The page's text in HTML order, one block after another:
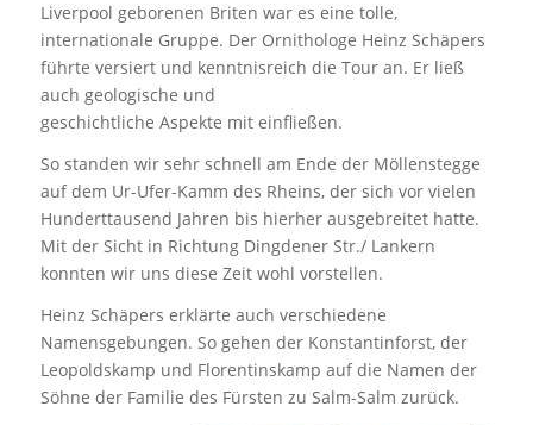
Liverpool geborenen Briten war es eine tolle,
internationale Gruppe. Der Ornithologe Heinz Schäpers
führte versiert und kenntnisreich die Tour an. Er ließ
auch geologische und
geschichtliche Aspekte mit einfließen.
So standen wir sehr schnell am Ende der Möllenstegge
auf dem Ur-Ufer-Kamm des Rheins, der sich vor vielen
Hunderttausend Jahren bis hierher ausgebreitet hatte.
Mit der Sicht in Richtung Dingdener Str./ Lankern
konnten wir uns diese Zeit wohl vorstellen.
Heinz Schäpers erklärte auch verschiedene
Namensgebungen. So gehen der Konstantinforst, der
Leopoldskamp und Florentinskamp auf die Namen der
Söhne der Familie des Fürsten zu Salm-Salm zurück.